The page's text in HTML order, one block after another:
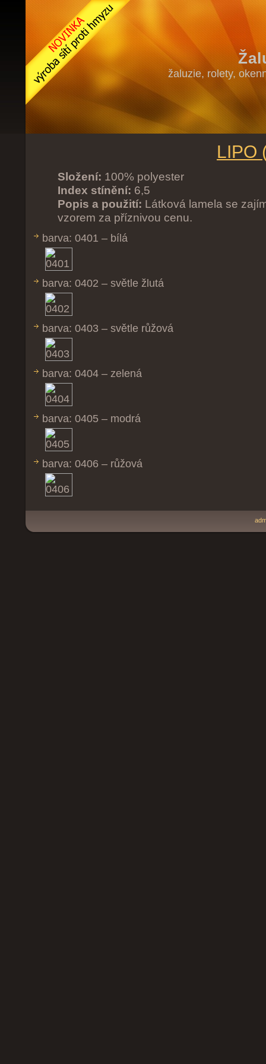
žaluzie, rolety,
LIPO
Složení: 100% polyester
Index stínění: 6,5
Popis a použití: Látková lamela se
vzorem za příznivou cenu.
barva: 0401 – bílá
barva: 0402 – světle žlutá
barva: 0403 – světle růžová
barva: 0404 – zelená
barva: 0405 – modrá
barva: 0406 – růžová